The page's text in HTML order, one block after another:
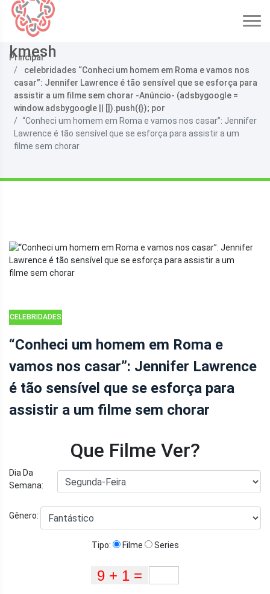
kmesh
Principal
celebridades “Conheci um homem em Roma e vamos nos
casar”: Jennifer Lawrence é tão sensível que se esforça para
assistir a um filme sem chorar -Anúncio- (adsbygoogle =
window.adsbygoogle || []).push({}); por
“Conheci um homem em Roma e vamos nos casar”: Jennifer
Lawrence é tão sensível que se esforça para assistir a um
filme sem chorar
CELEBRIDADES
HOMEM EM
ROMA E
CASAR”:
JENNIFER
ESFORÇA PARA
ASSISTIR A UM
-ANÚNCIO-
(ADSBYGOOGLE
“Conheci um homem em Roma e
vamos nos casar”: Jennifer Lawrence
é tão sensível que se esforça para
assistir a um filme sem chorar
Que Filme Ver?
Dia Da
Semana:
Gênero:
Tipo: Filme Series